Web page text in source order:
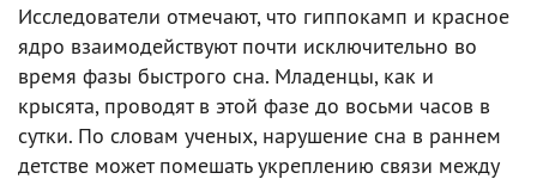
Исследователи отмечают, что гиппокамп и красное
ядро взаимодействуют почти исключительно во
время фазы быстрого сна. Младенцы, как и
крысята, проводят в этой фазе до восьми часов в
сутки. По словам ученых, нарушение сна в раннем
детстве может помешать укреплению связи между